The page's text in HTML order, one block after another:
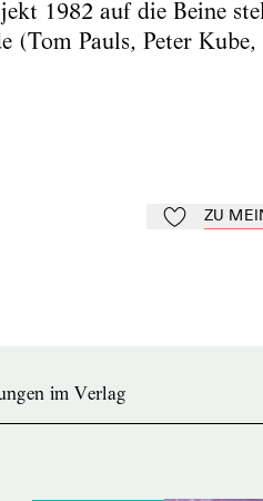
1982 auf die Beine
(Tom Pauls, Peter
Zu Mein-TdZ
ZU
im Verlag